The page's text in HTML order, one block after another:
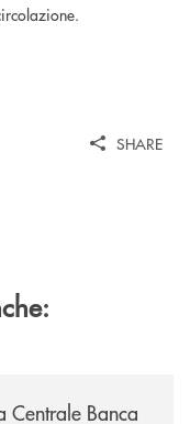
SHARE
Centrale Banca